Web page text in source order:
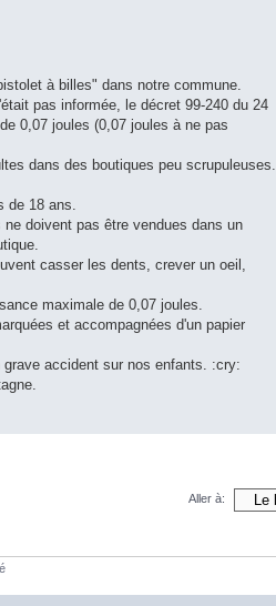
à billes" dans notre commune.
pas informée, le décret 99-240 du 24
0,07 joules (0,07 joules à ne pas
dans des boutiques peu scrupuleuses.
de 18 ans.
doivent pas être vendues dans un
casser les dents, crever un oeil,
maximale de 0,07 joules.
et accompagnées d'un papier
accident sur nos enfants. :cry:
Aller à: